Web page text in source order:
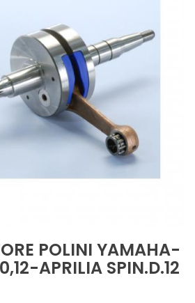
POLINI YAMAHA-
APRILIA SPIN.D.12